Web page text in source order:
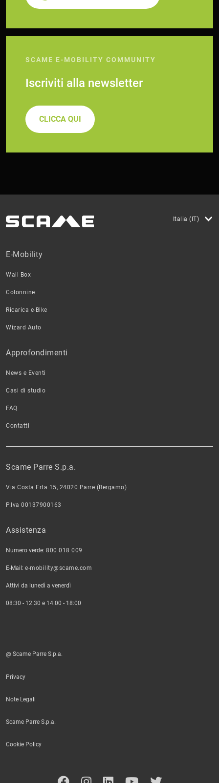
SCAME E-MOBILITY COMMUNITY
Iscriviti alla newsletter
CLICCA QUI
Italia (IT)
Scame Parre S.p.a.
Via Costa Erta 15, 24020 Parre (Bergamo)
P.Iva 00137900163
Assistenza
Numero verde: 800 018 009
E-Mail: e-mobility@scame.com
Attivi da lunedì a venerdì
08:30 - 12:30 e 14:00 - 18:00
E-Mobility
Wall Box
Colonnine
Ricarica e-Bike
Wizard Auto
Approfondimenti
News e Eventi
Casi di studio
FAQ
Contatti
@ Scame Parre S.p.a.
Privacy
Note Legali
Scame Parre S.p.a.
Cookie Policy